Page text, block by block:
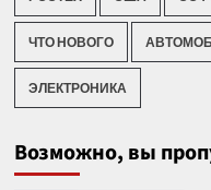
ЧТО НОВОГО
ЭЛЕКТРОНИКА
Возможно, вы